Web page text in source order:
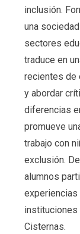
inclusión.
una
sectores
traduce en
recientes de
y abordar
diferencias
promueve
trabajo con
exclusión.
alumnos
instituciones
Cisternas.